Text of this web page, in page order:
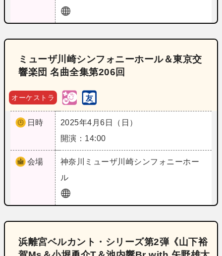
ミューザ川崎シンフォニーホール＆東京交
響楽団 名曲全集第206回
オーケストラ
日時
2025年4月6日（日）
開演：14:00
会場 神奈川
ミューザ川崎シンフォニーホー
ル
浜離宮ベルカント・シリーズ第2弾《山下裕